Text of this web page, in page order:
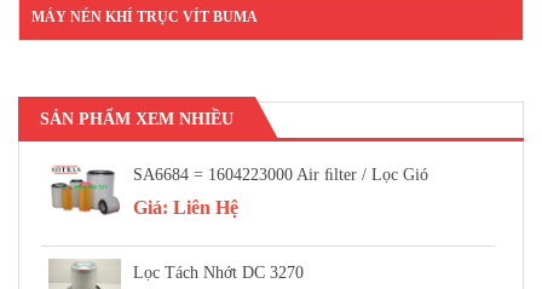
MÁY NÉN KHÍ TRỤC VÍT BUMA
SẢN PHẨM XEM NHIỀU
SA6684 = 1604223000 Air FIlter / Lọc Gió
Giá: Liên Hệ
Lọc Tách Nhớt DC 3270